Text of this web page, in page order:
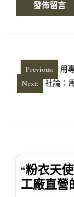
導
Previous:
用
Next:
社論：
“粉衣天
工廠直營